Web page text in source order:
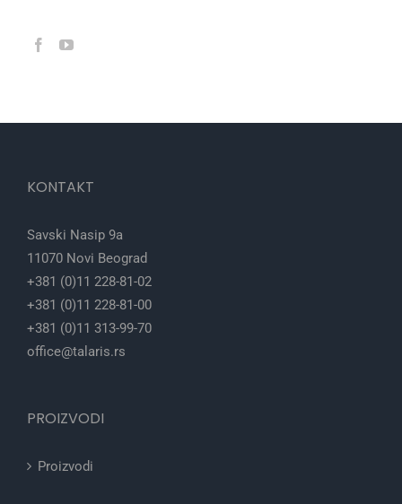
KONTAKT
Savski Nasip 9a
11070 Novi Beograd
+381 (0)11 228-81-02
+381 (0)11 228-81-00
+381 (0)11 313-99-70
office@talaris.rs
PROIZVODI
Proizvodi